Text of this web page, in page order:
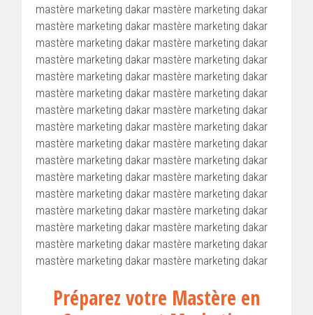
mastère marketing dakar mastère marketing dakar
mastère marketing dakar mastère marketing dakar
mastère marketing dakar mastère marketing dakar
mastère marketing dakar mastère marketing dakar
mastère marketing dakar mastère marketing dakar
mastère marketing dakar mastère marketing dakar
mastère marketing dakar mastère marketing dakar
mastère marketing dakar mastère marketing dakar
mastère marketing dakar mastère marketing dakar
mastère marketing dakar mastère marketing dakar
mastère marketing dakar mastère marketing dakar
mastère marketing dakar mastère marketing dakar
mastère marketing dakar mastère marketing dakar
mastère marketing dakar mastère marketing dakar
mastère marketing dakar mastère marketing dakar
mastère marketing dakar mastère marketing dakar
Préparez votre Mastère en